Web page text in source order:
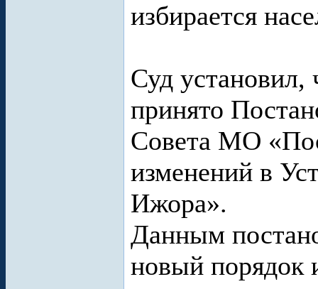
избирается
Суд установил,
принято
Совета МО
изменений в
Ижора».
Данным
новый порядок